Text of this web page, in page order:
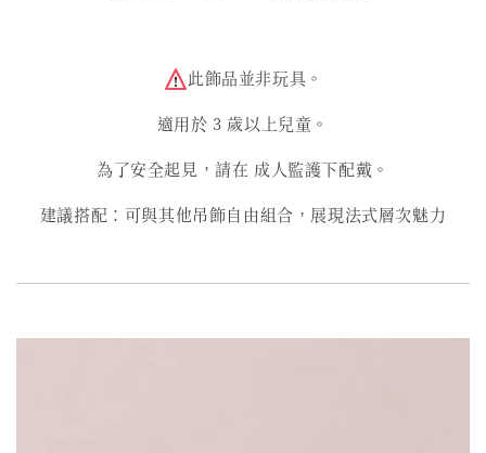
此飾品並非玩具。
適用於 3 歲以上兒童。
為了安全起見，請在 成人監護下配戴。
建議搭配：可與其他吊飾自由組合，展現法式層次魅力